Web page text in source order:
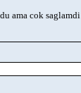
ama cok